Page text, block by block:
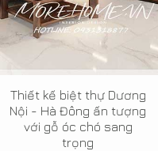
Thiết kế biệt thự Dương
Nội - Hà Đông ấn tượng
với gỗ óc chó sang
trọng